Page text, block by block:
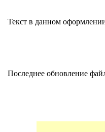
Текст в данном
Последнее обновление